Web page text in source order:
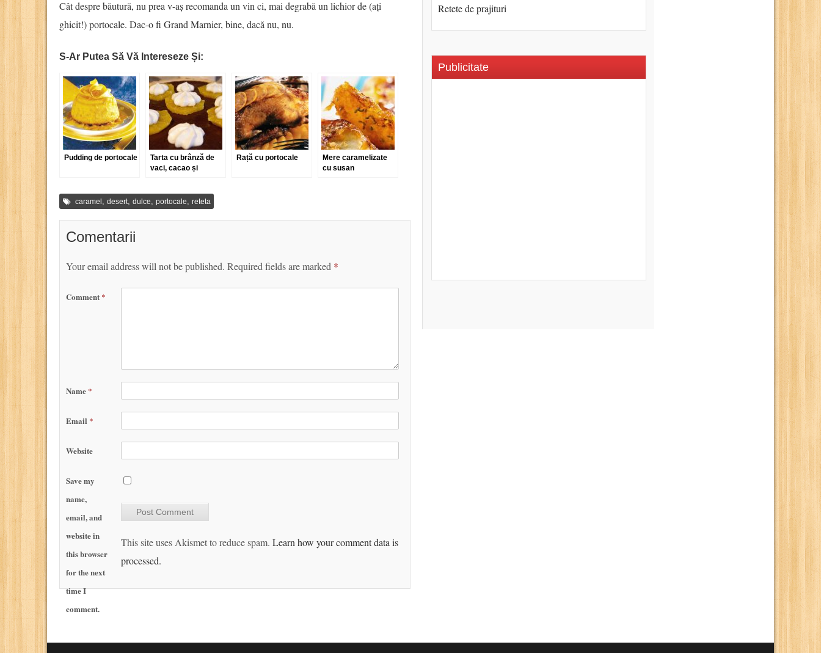
Cât despre băutură, nu prea v-aș recomanda un vin ci, mai degrabă un lichior de (ați
ghicit!) portocale. Dac-o fi Grand Marnier, bine, dacă nu, nu.
S-Ar Putea Să Vă Intereseze Și:
Pudding de portocale
Tarta cu brânză de
vaci, cacao și
Rață cu portocale
Mere caramelizate
cu susan
caramel , desert, dulce, portocale, reteta
Comentarii
Your email address will not be published. Required fields are marked *
Comment *
Name *
Email *
Website
Save my
name,
email, and
website in
this browser
for the next
time I
comment.
This site uses Akismet to reduce spam. Learn how your comment data is
processed.
Retete de prajituri
Publicitate